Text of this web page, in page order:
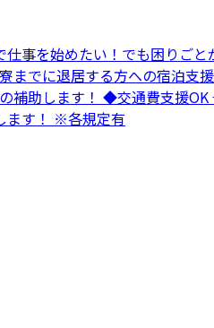
事を始めたい！でも困りご
でに退居する方への宿泊
助します！ ◆交通費支援
ます！ ※各規定有